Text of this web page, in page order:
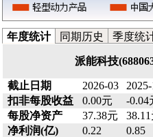
年度统计 同期历史 季度统
派能科技
截止日期 2026-03
扣非每股收益
0.00元 -0.04
每股净资产
37.38元
净利润(亿)
0.22 0.85